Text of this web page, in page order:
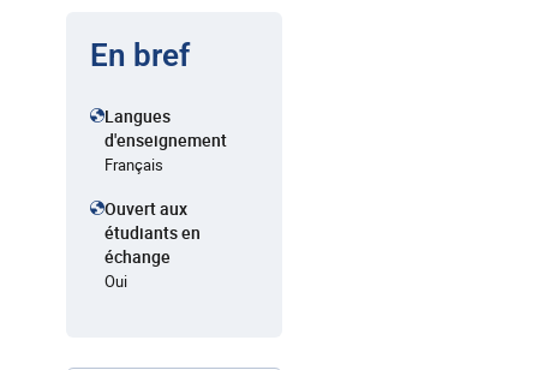
En bref
Langues
d'enseignement
Français
Ouvert aux
étudiants en
échange
Oui